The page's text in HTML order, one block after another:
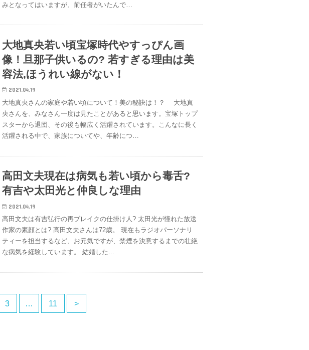
みとなってはいますが、前任者がいたんで…
大地真央若い頃宝塚時代やすっぴん画
像！旦那子供いるの? 若すぎる理由は美
容法,ほうれい線がない！
2021.04.19
大地真央さんの家庭や若い頃について！美の秘訣は！？ 大地真
央さんを、みなさん一度は見たことがあると思います。宝塚トップ
スターから退団、その後も幅広く活躍されています。こんなに長く
活躍される中で、家族についてや、年齢につ…
高田文夫現在は病気も若い頃から毒舌?
有吉や太田光と仲良しな理由
2021.04.19
高田文夫は有吉弘行の再ブレイクの仕掛け人? 太田光が憧れた放送
作家の素顔とは? 高田文夫さんは72歳。 現在もラジオパーソナリ
ティーを担当するなど、お元気ですが、禁煙を決意するまでの壮絶
な病気を経験しています。 結婚した…
3 … 11 >